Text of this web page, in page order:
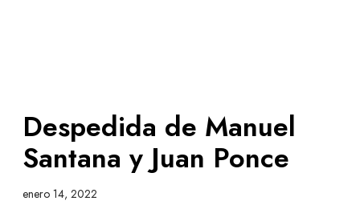
Despedida de Manuel
Santana y Juan Ponce
enero 14, 2022